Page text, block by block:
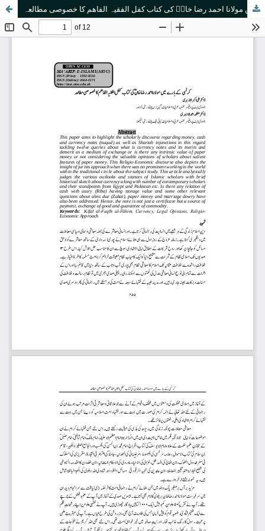
کرنسی کےبارے میں مولانا احمد رضا خانؒ کی کتاب کفل الفقیہ الفاھم کا خصوصی مطالعہ